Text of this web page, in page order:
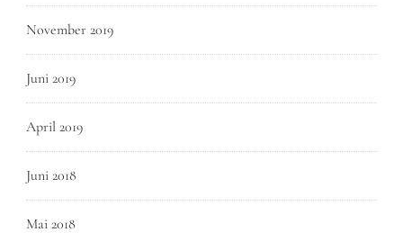
November 2019
Juni 2019
April 2019
Juni 2018
Mai 2018